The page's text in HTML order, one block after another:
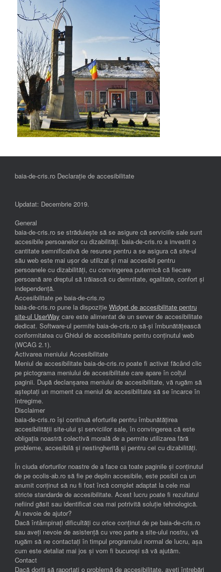
baia-de-cris.ro Declarație de accesibilitate
Updatat: Decembrie 2019.
General
baia-de-cris.ro se străduiește să se asigure că serviciile sale sunt
accesibile persoanelor cu dizabilități. baia-de-cris.ro a investit o
cantitate semnificativă de resurse pentru a se asigura că site-ul
său web este mai ușor de utilizat și mai accesibil pentru
persoanele cu dizabilități, cu convingerea puternică că fiecare
persoană are dreptul să trăiască cu demnitate, egalitate, confort și
independenţă.
Accesibilitate pe baia-de-cris.ro
baia-de-cris.ro pune la dispoziție Widget de accesibilitate pentru
site-ul UserWay care este alimentat de un server de accesibilitate
dedicat. Software-ul permite baia-de-cris.ro să-și îmbunătățească
conformitatea cu Ghidul de accesibilitate pentru conținutul web
(WCAG 2.1).
Activarea meniului Accesibilitate
Meniul de accesibilitate baia-de-cris.ro poate fi activat făcând clic
pe pictograma meniului de accesibilitate care apare în colțul
paginii. După declanșarea meniului de accesibilitate, vă rugăm să
așteptați un moment ca meniul de accesibilitate să se încarce în
întregime.
Disclaimer
baia-de-cris.ro își continuă eforturile pentru îmbunătățirea
accesibilității site-ului și serviciilor sale, în convingerea că este
obligația noastră colectivă morală de a permite utilizarea fără
probleme, accesibilă și nestingherită și pentru cei cu dizabilități.
În ciuda eforturilor noastre de a face ca toate paginile și conținutul
de pe ocolis-ab.ro să fie pe deplin accesibile, este posibil ca un
anumit conținut să nu fi fost încă complet adaptat la cele mai
stricte standarde de accesibilitate. Acest lucru poate fi rezultatul
nefiind găsit sau identificat cea mai potrivită soluție tehnologică.
Ai nevoie de ajutor?
Dacă întâmpinați dificultăți cu orice conținut de pe baia-de-cris.ro
sau aveți nevoie de asistență cu vreo parte a site-ului nostru, vă
rugăm să ne contactați în timpul programului normal de lucru, așa
cum este detaliat mai jos și vom fi bucuroși să vă ajutăm.
Contact
Dacă doriți să raportați o problemă de accesibilitate, aveți întrebări